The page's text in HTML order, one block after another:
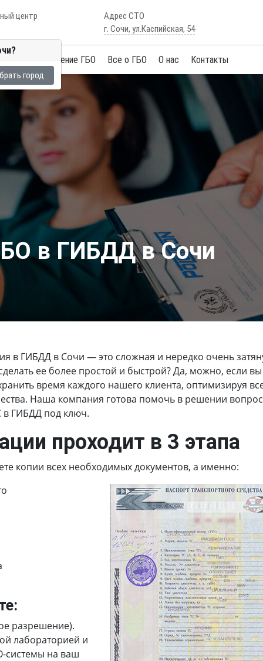
центр
Адрес СТО
г. Сочи, ул.Каспийская, 54
Обучение ГБО Все о ГБО О нас Контакты
в ГИБДД в Сочи
в ГИБДД в Сочи — это сложная и нередко очень
ее более простой и быстрой? Да, можно, если вы
время каждого нашего клиента, оптимизируя
Наша компания готова помочь в решении
в ГИБДД под ключ.
проходит в 3 этапа
копии всех необходимых документов, а именно:
разрешение).
лабораторией и
системы на ваш
город